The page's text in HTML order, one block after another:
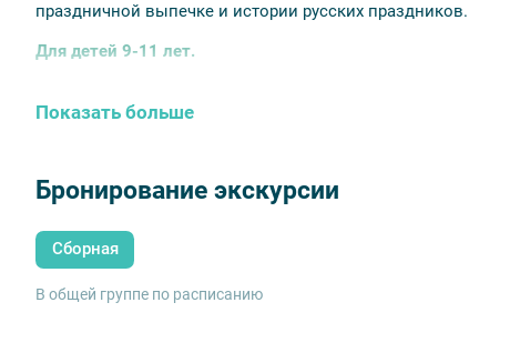
праздничной выпечке и истории русских праздников.
Для детей 9-11 лет.
Показать больше
Бронирование экскурсии
Сборная
В общей группе по расписанию